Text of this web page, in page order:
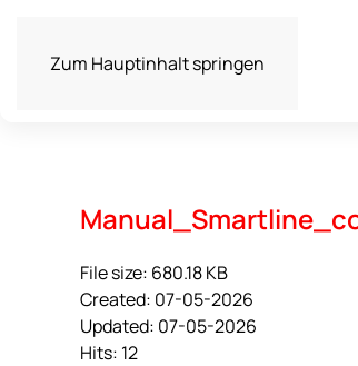
Zum Hauptinhalt springen
File size: 680.18 KB
Created: 07-05-2026
Updated: 07-05-2026
Hits: 12